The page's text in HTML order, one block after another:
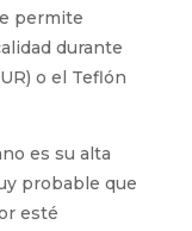
permite
durante
o el Teflón
es su alta
probable que
esté